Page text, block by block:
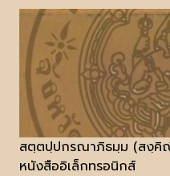
สตฺตปฺปกรณาภิธมฺม (สงฺคิ
หนังสืออิเล็กทรอนิกส์